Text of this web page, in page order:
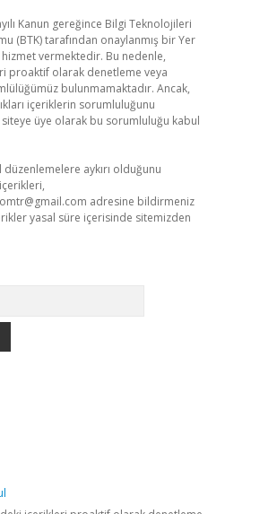
Kanun gereğince Bilgi Teknolojileri
(BTK) tarafından onaylanmış bir Yer
hizmet vermektedir. Bu nedenle,
proaktif olarak denetleme veya
bulunmamaktadır. Ancak,
içeriklerin sorumluluğunu
üye olarak bu sorumluluğu kabul
düzenlemelere aykırı olduğunu
adresine bildirmeniz
yasal süre içerisinde sitemizden